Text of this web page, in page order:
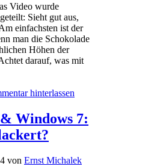
Video wurde
Sieht gut aus,
einfachsten ist der
man die Schokolade
Höhen der
darauf, was mit
hinterlassen
Windows 7:
von Ernst Michalek